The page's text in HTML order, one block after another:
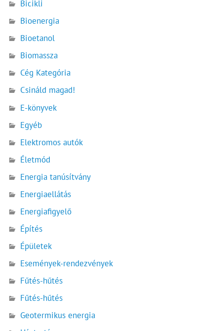
Bicikli
Bioenergia
Bioetanol
Biomassza
Cég Kategória
Csináld magad!
E-könyvek
Egyéb
Elektromos autók
Életmód
Energia tanúsítvány
Energiaellátás
Energiafigyelő
Építés
Épületek
Események-rendezvények
Fűtés-hűtés
Fűtés-hűtés
Geotermikus energia